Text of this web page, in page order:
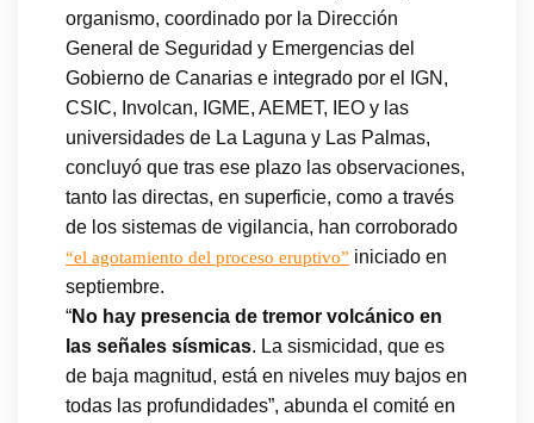
organismo, coordinado por la Dirección
General de Seguridad y Emergencias del
Gobierno de Canarias e integrado por el IGN,
CSIC, Involcan, IGME, AEMET, IEO y las
universidades de La Laguna y Las Palmas,
concluyó que tras ese plazo las observaciones,
tanto las directas, en superficie, como a través
de los sistemas de vigilancia, han corroborado
“el agotamiento del proceso eruptivo” iniciado en
septiembre.
“No hay presencia de tremor volcánico en
las señales sísmicas. La sismicidad, que es
de baja magnitud, está en niveles muy bajos en
todas las profundidades”, abunda el comité en